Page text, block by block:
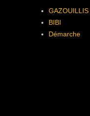
GAZOUILLIS
BIBI
Démarche
ateliers et
Montirat / les Enfants
de la démarche d’autres